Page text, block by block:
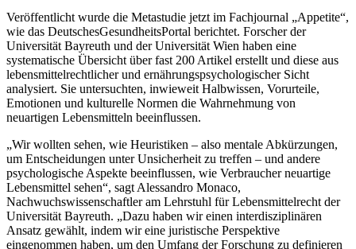
Veröffentlicht wurde die Metastudie jetzt im Fachjournal „Appetite“,
wie das DeutschesGesundheitsPortal berichtet. Forscher der
Universität Bayreuth und der Universität Wien haben eine
systematische Übersicht über fast 200 Artikel erstellt und diese aus
lebensmittelrechtlicher und ernährungspsychologischer Sicht
analysiert. Sie untersuchten, inwieweit Halbwissen, Vorurteile,
Emotionen und kulturelle Normen die Wahrnehmung von
neuartigen Lebensmitteln beeinflussen.
„Wir wollten sehen, wie Heuristiken – also mentale Abkürzungen,
um Entscheidungen unter Unsicherheit zu treffen – und andere
psychologische Aspekte beeinflussen, wie Verbraucher neuartige
Lebensmittel sehen“, sagt Alessandro Monaco,
Nachwuchswissenschaftler am Lehrstuhl für Lebensmittelrecht der
Universität Bayreuth. „Dazu haben wir einen interdisziplinären
Ansatz gewählt, indem wir eine juristische Perspektive
eingenommen haben, um den Umfang der Forschung zu definieren